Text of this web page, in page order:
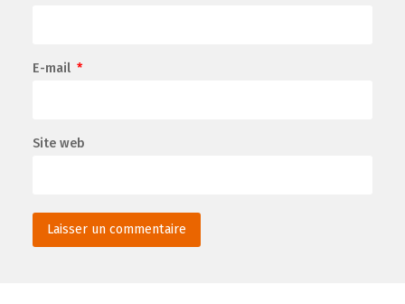
E-mail *
Site web